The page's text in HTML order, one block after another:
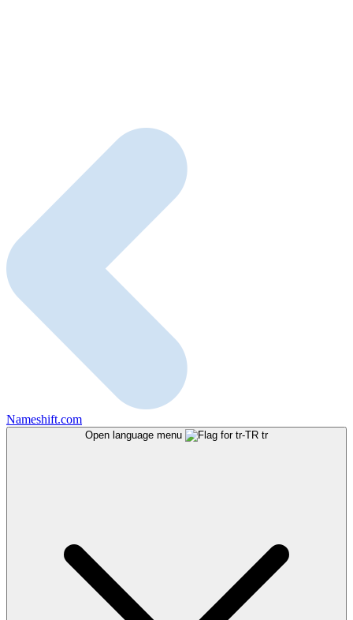
Nameshift.com
Open language menu tr